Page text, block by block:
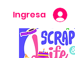
Ingresa